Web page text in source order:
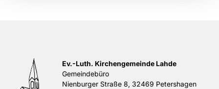
Ev.-Luth. Kirchengemeinde Lahde
Gemeindebüro
Nienburger Straße 8, 32469 Petershagen